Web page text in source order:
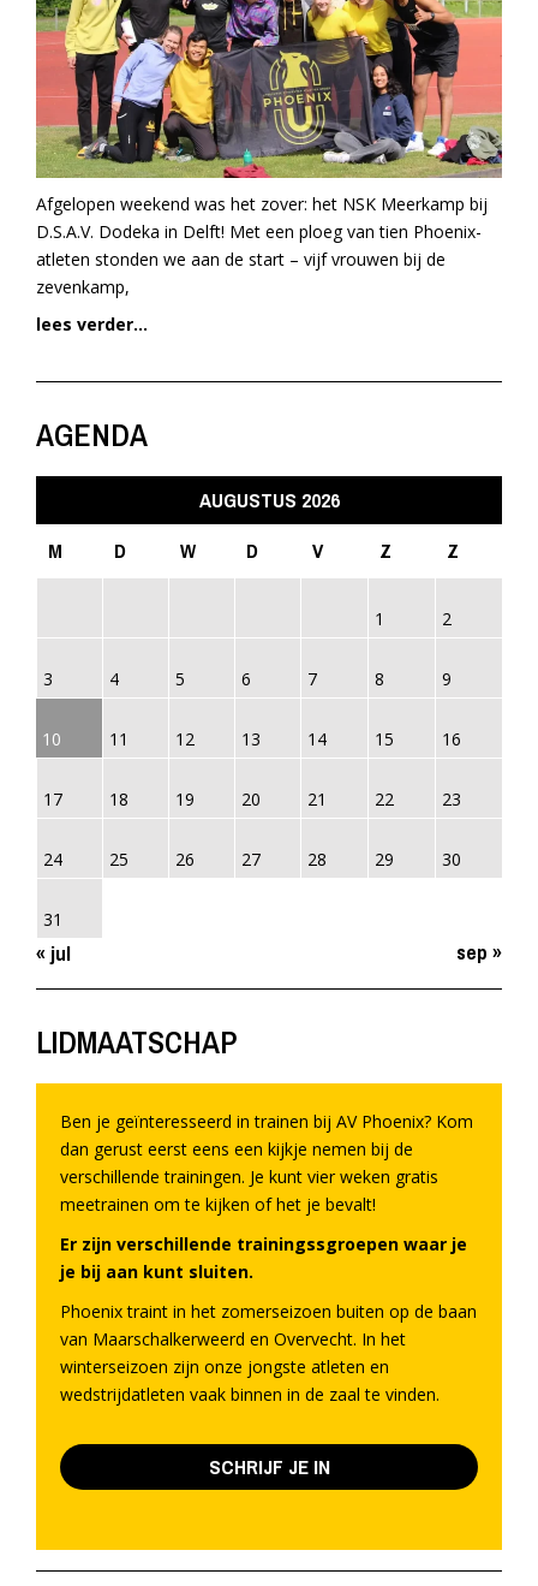
Afgelopen weekend was het zover: het NSK Meerkamp bij
D.S.A.V. Dodeka in Delft! Met een ploeg van tien Phoenix-
atleten stonden we aan de start – vijf vrouwen bij de
zevenkamp,
lees verder...
AGENDA
AUGUSTUS 2026
M
D W D V Z Z
1 2
3 4 5 6 7 8 9
10 11 12 13 14 15 16
17 18 19 20 21 22 23
24 25 26 27 28 29 30
31
« jul sep »
LIDMAATSCHAP
Ben je geïnteresseerd in trainen bij AV Phoenix? Kom
dan gerust eerst eens een kijkje nemen bij de
verschillende trainingen. Je kunt vier weken gratis
meetrainen om te kijken of het je bevalt!
Er zijn verschillende trainingssgroepen waar je
je bij aan kunt sluiten.
Phoenix traint in het zomerseizoen buiten op de baan
van Maarschalkerweerd en Overvecht. In het
winterseizoen zijn onze jongste atleten en
wedstrijdatleten vaak binnen in de zaal te vinden.
SCHRIJF JE IN